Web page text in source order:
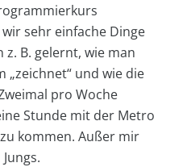
sehr einfache Dinge
B. gelernt, wie man
„zeichnet“ und wie die
pro Woche
Stunde mit der Metro
kommen. Außer mir